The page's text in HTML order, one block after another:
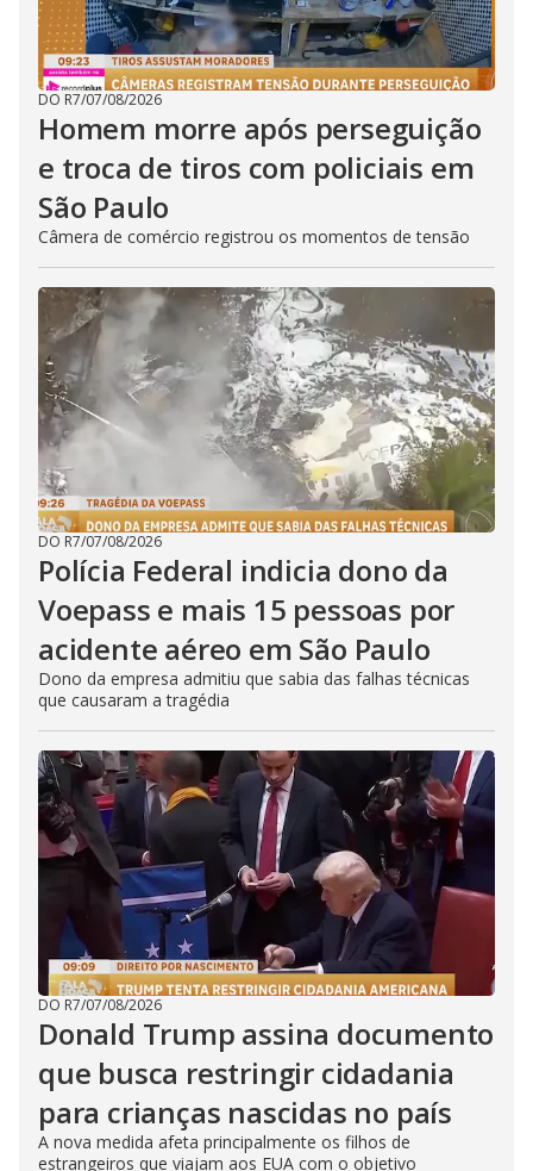
DO R7/07/08/2026
Homem morre após perseguição
e troca de tiros com policiais em
São Paulo
Câmera de comércio registrou os momentos de tensão
DO R7/07/08/2026
Polícia Federal indicia dono da
Voepass e mais 15 pessoas por
acidente aéreo em São Paulo
Dono da empresa admitiu que sabia das falhas técnicas
que causaram a tragédia
DO R7/07/08/2026
Donald Trump assina documento
que busca restringir cidadania
para crianças nascidas no país
A nova medida afeta principalmente os filhos de
estrangeiros que viajam aos EUA com o objetivo